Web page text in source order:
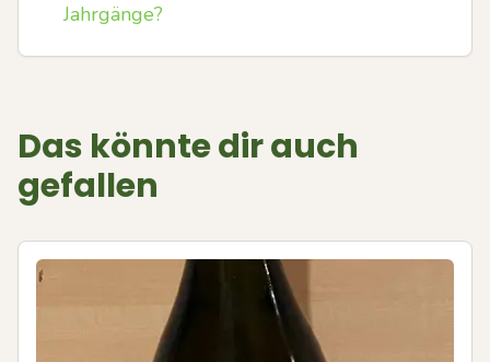
Jahrgänge?
Das könnte dir auch
gefallen